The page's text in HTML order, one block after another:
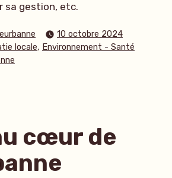
sa gestion, etc.
10 octobre 2024
locale, Environnement - Santé
cœur de